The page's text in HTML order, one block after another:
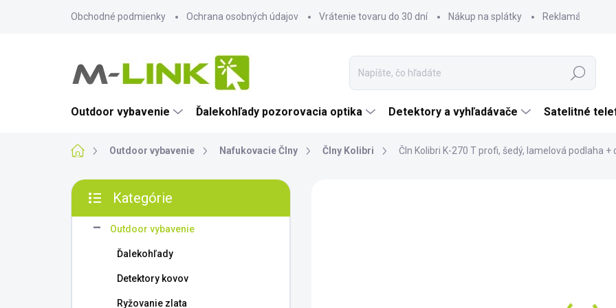
Obchodné podmienky Ochrana osobných údajov Vrátenie tovaru do 30 dní Nákup na splátky Reklamácia
Hľadať
Outdoor vybavenie Ďalekohľady pozorovacia optika Detektory a vyhľadávače Satelitné
DomovOutdoor vybavenie Nafukovacie Člny Člny Kolibri Čln Kolibri K-270 T profi, šedý, lamelová podlaha
B
č
kategórie
Kategórie
Outdoor vybavenie
Ďalekohľady
Detektory kovov
Ryžovanie zlata